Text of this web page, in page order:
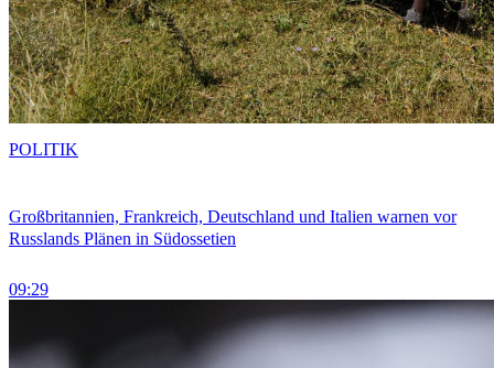
Großbritannien, Frankreich, Deutschland und Italien warnen vor
Russlands Plänen in Südossetien
09:29
POLITIK